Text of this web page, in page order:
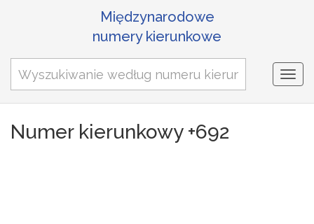
Międzynarodowe
numery kierunkowe
Numer kierunkowy +692